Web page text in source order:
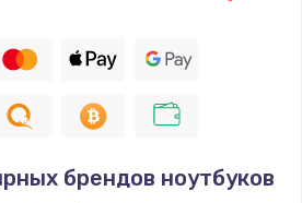
брендов ноутбуков